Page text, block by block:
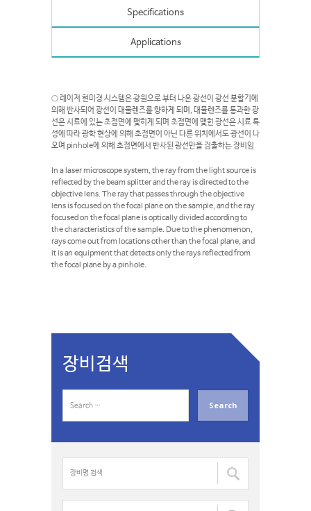
Specifications
Applications
○ 레이저 현미경 시스템은 광원으로 부터 나온 광선이 광선 분할기에
의해 반사되어 광선이 대물렌즈를 향하게 되며, 대물렌즈를 통과한 광
선은 시료에 있는 초점면에 맺히게 되며 초점면에 맺힌 광선은 시료 특
성에 따라 광학 현상에 의해 초점면이 아닌 다른 위치에서도 광선이 나
오며 pinhole에 의해 초점면에서 반사된 광선만을 검출하는 장비임
In a laser microscope system, the ray from the light source is
reflected by the beam splitter and the ray is directed to the
objective lens. The ray that passes through the objective
lens is focused on the focal plane on the sample, and the ray
focused on the focal plane is optically divided according to
the characteristics of the sample. Due to the phenomenon,
rays come out from locations other than the focal plane, and
it is an equipment that detects only the rays reflected from
the focal plane by a pinhole.
장비검색
a
명